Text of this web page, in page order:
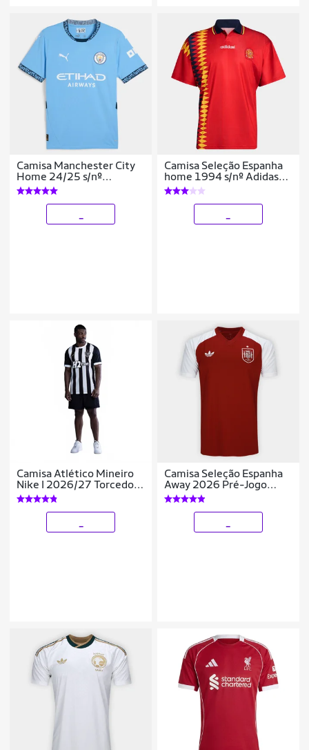
Camisa Manchester City
Home 24/25 s/nº
Torcedor Puma Masculina
Camisa Seleção Espanha
home 1994 s/nº Adidas
Masculina
Camisa Atlético Mineiro
Nike I 2026/27 Torcedor
Pro Masculina
Camisa Seleção Espanha
Away 2026 Pré-Jogo
Adidas Originals
Masculina